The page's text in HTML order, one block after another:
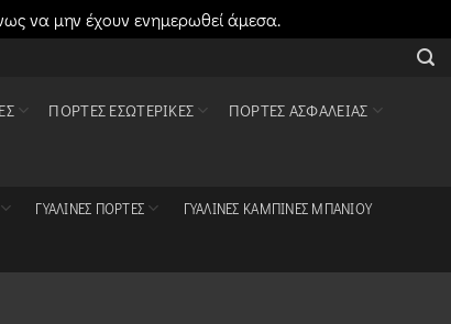
να μην έχουν ενημερωθεί άμεσα.
ΠΌΡΤΕΣ ΕΣΩΤΕΡΙΚΈΣ ΠΌΡΤΕΣ ΑΣΦΑΛΕΊΑΣ
ΓΥΆΛΙΝΕΣ ΠΌΡΤΕΣ ΓΥΆΛΙΝΕΣ ΚΑΜΠΊΝΕΣ ΜΠΆΝΙΟΥ